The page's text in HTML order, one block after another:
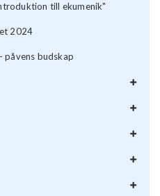
till ekumenik"
2024
påvens budskap